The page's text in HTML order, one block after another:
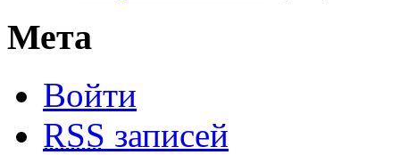
Мета
Войти
RSS записей